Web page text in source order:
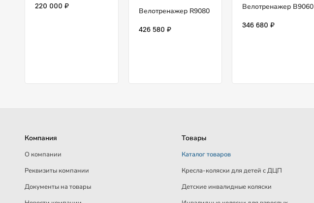
220 000 ₽
Велотренажер R9080
426 580 ₽
Велотренажер B9060
346 680 ₽
Компания
О компании
Реквизиты компании
Документы на товары
Товары
Каталог товаров
Кресла-коляски для детей c ДЦП
Детские инвалидные коляски